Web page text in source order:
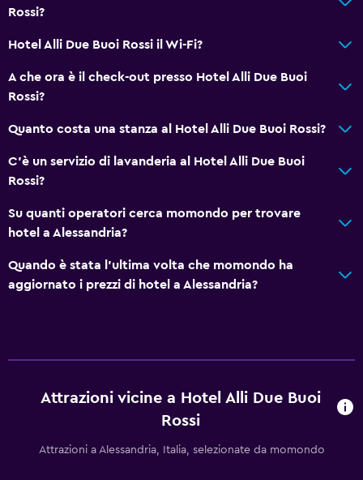
Deposito disponibile
Camere non fumatori disponibili
supplementi.
Maggiore accessibilità
Ascensore
Accessibile in ascensore
Bidet
TV a schermo piatto
Rossi?
Hotel Alli Due Buoi Rossi il Wi-Fi?
A che ora è il check-out presso Hotel Alli Due Buoi
Rossi?
Quanto costa una stanza al Hotel Alli Due Buoi Rossi?
C'è un servizio di lavanderia al Hotel Alli Due Buoi
Rossi?
Su quanti operatori cerca momondo per trovare
hotel a Alessandria?
Quando è stata l'ultima volta che momondo ha
aggiornato i prezzi di hotel a Alessandria?
Attrazioni vicine a Hotel Alli Due Buoi
Rossi
Attrazioni a Alessandria, Italia, selezionate da momondo